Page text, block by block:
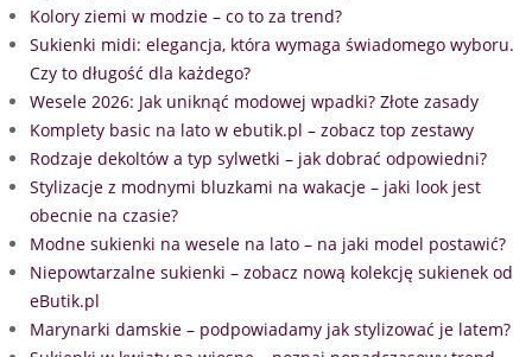
Kolory ziemi w modzie – co to za trend?
Sukienki midi: elegancja, która wymaga świadomego wyboru.
Czy to długość dla każdego?
Wesele 2026: Jak uniknąć modowej wpadki? Złote zasady
Komplety basic na lato w ebutik.pl – zobacz top zestawy
Rodzaje dekoltów a typ sylwetki – jak dobrać odpowiedni?
Stylizacje z modnymi bluzkami na wakacje – jaki look jest
obecnie na czasie?
Modne sukienki na wesele na lato – na jaki model postawić?
Niepowtarzalne sukienki – zobacz nową kolekcję sukienek od
eButik.pl
Marynarki damskie – podpowiadamy jak stylizować je latem?